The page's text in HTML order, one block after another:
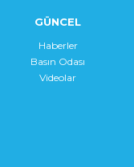
GÜNCEL
Haberler
Basın Odası
Videolar